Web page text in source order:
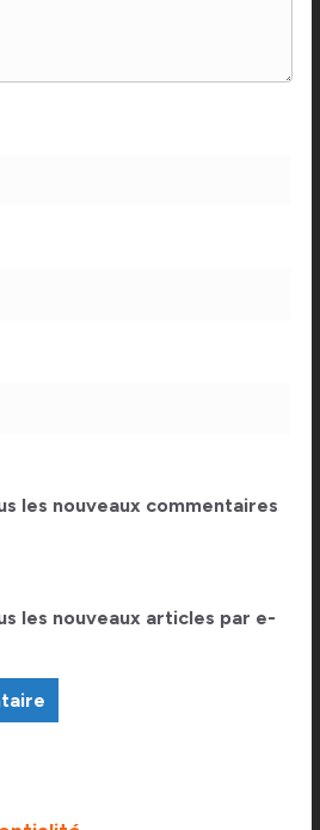
les nouveaux commentaires
les nouveaux articles par e-